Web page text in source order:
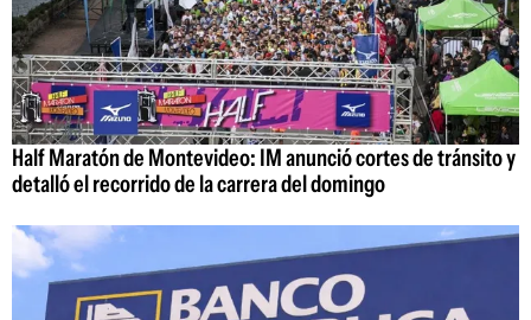
Half Maratón de Montevideo: IM anunció cortes de tránsito y
detalló el recorrido de la carrera del domingo